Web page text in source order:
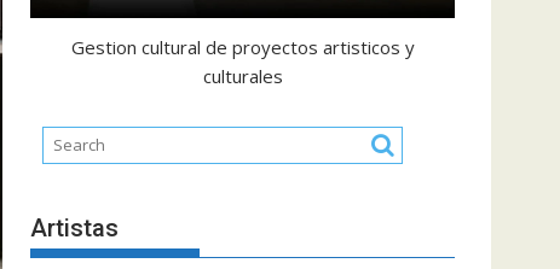
Gestion cultural de proyectos artisticos y
culturales
Artistas